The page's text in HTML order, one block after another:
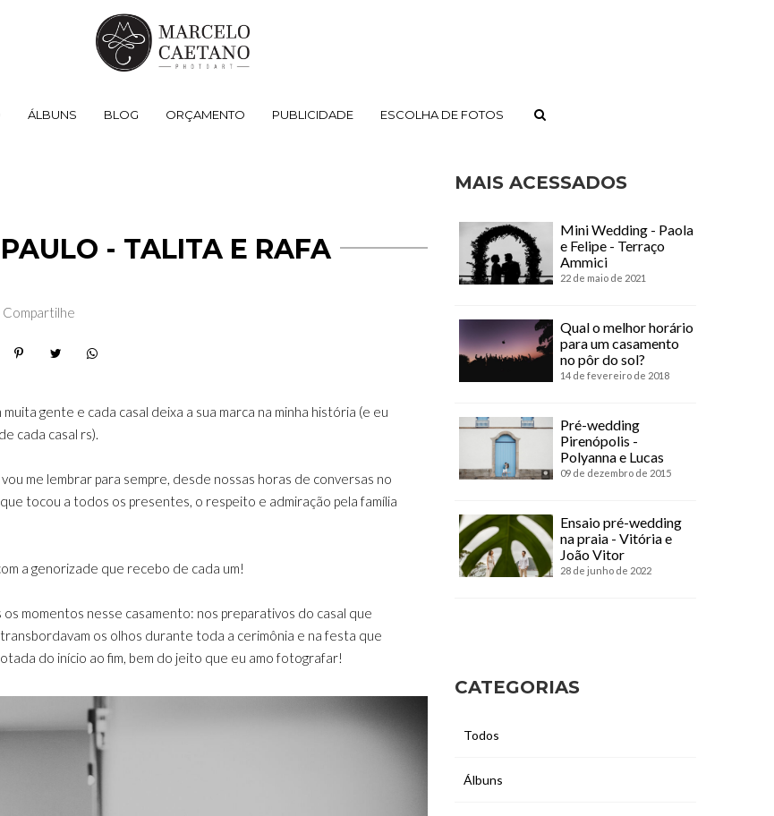
ÁLBUNS BLOG ORÇAMENTO PUBLICIDADE ESCOLHA DE FOTOS
- TALITA E RAFA
Compartilhe
gente e cada casal deixa a sua marca na minha história (e eu
cada casal rs).
me lembrar para sempre, desde nossas horas de conversas no
tocou a todos os presentes, o respeito e admiração pela família
a genorizade que recebo de cada um!
momentos nesse casamento: nos preparativos do casal que
os olhos durante toda a cerimônia e na festa que
do início ao fim, bem do jeito que eu amo fotografar!
MAIS ACESSADOS
Mini Wedding - Paola
e Felipe - Terraço
Ammici
22 de maio de 2021
Qual o melhor horário
para um casamento
no pôr do sol?
14 de fevereiro de 2018
Pré-wedding
Pirenópolis -
Polyanna e Lucas
09 de dezembro de 2015
Ensaio pré-wedding
na praia - Vitória e
João Vitor
28 de junho de 2022
CATEGORIAS
Todos
Álbuns